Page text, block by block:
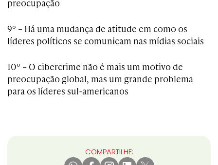
preocupação
9º – Há uma mudança de atitude em como os
líderes políticos se comunicam nas mídias sociais
10º – O cibercrime não é mais um motivo de
preocupação global, mas um grande problema
para os líderes sul-americanos
COMPARTILHE: